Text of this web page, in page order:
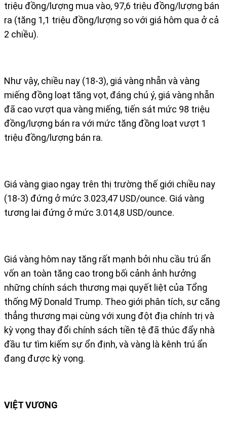
triệu đồng/lượng mua vào, 97,6 triệu đồng/lượng bán
ra (tăng 1,1 triệu đồng/lượng so với giá hôm qua ở cả
2 chiều).
Như vậy, chiều nay (18-3), giá vàng nhẫn và vàng
miếng đồng loạt tăng vọt, đáng chú ý, giá vàng nhẫn
đã cao vượt qua vàng miếng, tiến sát mức 98 triệu
đồng/lượng bán ra với mức tăng đồng loạt vượt 1
triệu đồng/lượng bán ra.
Giá vàng giao ngay trên thị trường thế giới chiều nay
(18-3) đứng ở mức 3.023,47 USD/ounce. Giá vàng
tương lai đứng ở mức 3.014,8 USD/ounce.
Giá vàng hôm nay tăng rất mạnh bởi nhu cầu trú ẩn
vốn an toàn tăng cao trong bối cảnh ảnh hưởng
những chính sách thương mại quyết liệt của Tổng
thống Mỹ Donald Trump. Theo giới phân tích, sự căng
thẳng thương mại cùng với xung đột địa chính trị và
kỳ vọng thay đổi chính sách tiền tệ đã thúc đẩy nhà
đầu tư tìm kiếm sự ổn định, và vàng là kênh trú ẩn
đang được kỳ vọng.
VIỆT VƯƠNG